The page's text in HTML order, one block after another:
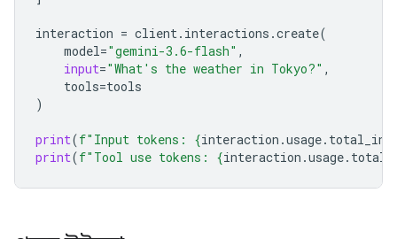
interaction = client. interactions .create(
model="gemini-3.6-flash" ,
input="What's the weather in Tokyo?" ,
tools=tools
)
print(f"Input tokens: {interaction .usage.
print(f"Tool use tokens: {interaction .usage.